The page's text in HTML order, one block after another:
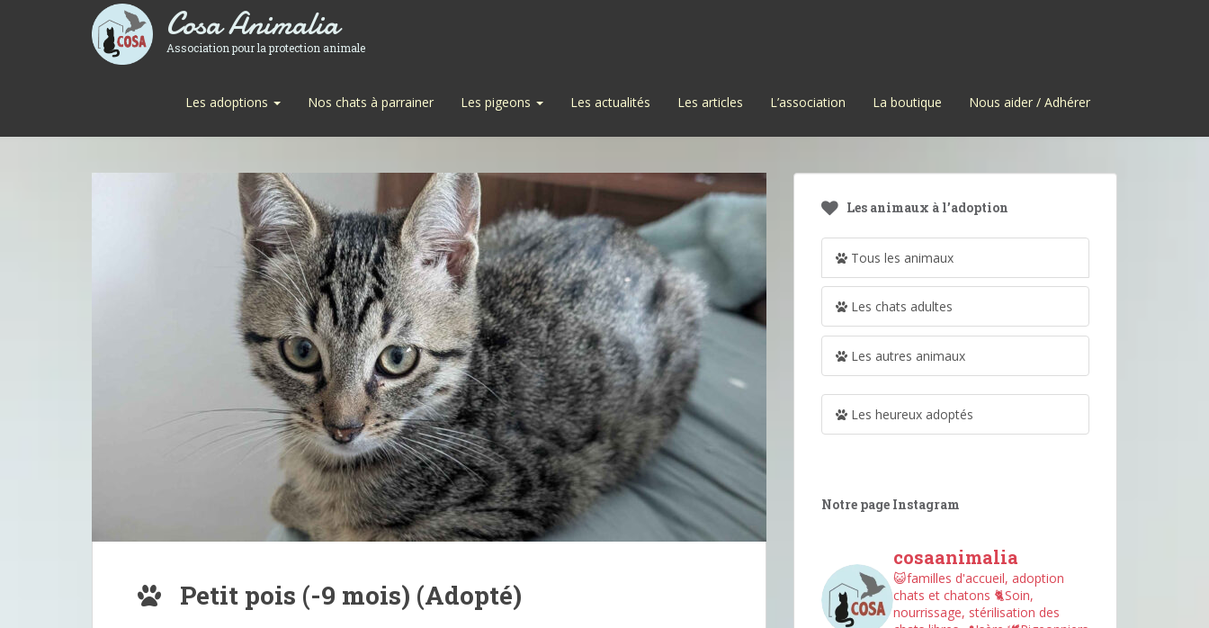
Cosa Animalia
Association pour la protection animale
Les adoptions Nos chats à parrainer Les pigeons Les actualités Les articles L’association La boutique Nous aider / Adhérer
Petit pois (-9 mois) (Adopté)
Les animaux à l’adoption
Tous les animaux
Les chats adultes
Les autres animaux
Les heureux adoptés
Notre page Instagram
cosaanimalia
😺familles d'accueil, adoption
chats et chatons 🐈Soin,
nourrissage, stérilisation des